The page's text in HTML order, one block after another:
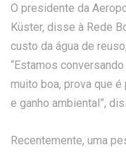
O presidente da
Küster, disse à Rede
custo da água de
“Estamos
muito boa, prova que
e ganho ambiental”,
Recentemente, uma